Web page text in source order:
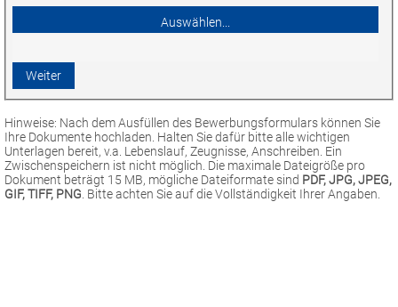
Hinweise: Nach dem Ausfüllen des Bewerbungsformulars können Sie
Ihre Dokumente hochladen. Halten Sie dafür bitte alle wichtigen
Unterlagen bereit, v.a. Lebenslauf, Zeugnisse, Anschreiben. Ein
Zwischenspeichern ist nicht möglich. Die maximale Dateigröße pro
Dokument beträgt 15 MB, mögliche Dateiformate sind PDF, JPG, JPEG,
GIF, TIFF, PNG . Bitte achten Sie auf die Vollständigkeit Ihrer Angaben.